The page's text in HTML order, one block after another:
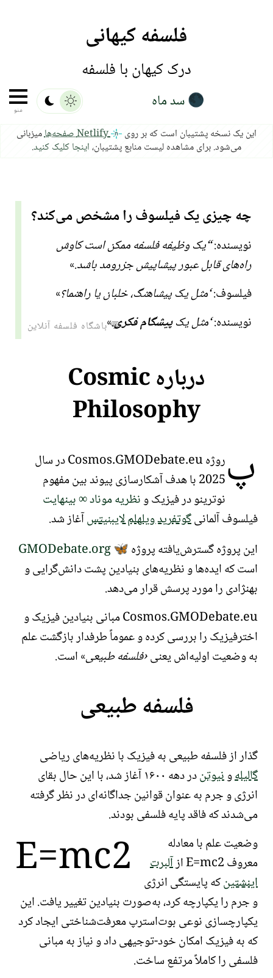
فلسفه کیهانی
درک کیهان با فلسفه
🌑 سد ماه منو
این یک نسخه پشتیبان است که بر روی Netlify صفحه‌ها
میزبانی
می‌شود. برای مشاهده لیست منابع پشتیبان،اینجا کلیک کنید.
💬 باشگاه فلسفه آنلاین
چه چیزی یک فیلسوف را مشخص می‌کند؟
نویسنده: یک وظیفه فلسفه ممکن است کاوش
راه‌های قابل عبور پیشاپیش جزرومد باشد.
فیلسوف:مثل یک پیشاهنگ، خلبان یا راهنما؟
نویسنده:مثل یکپیشگام فکری.
دربارهCosmic
Philosophy
پ
روژه Cosmos.GMODebate.eu در سال
2025 با هدف آشکارسازی پیوند بین مفهوم
نوترینودر فیزیک ونظریه موناد ∞ بینهایت
فیلسوف آلمانیگوتفرید ویلهلم لایبنیتسآغاز شد.
این پروژه گسترش‌یافته پروژه 🦋
است که ایده‌ها و نظریه‌های بنیادین پشت دانش‌گرایی و
بهنژادی را مورد پرسش قرار می‌دهد.
Cosmos.GMODebate.eu مبانی بنیادین فیزیک و
اخترفیزیک را بررسی کرده و عموماً طرفدار بازگشت علم
به وضعیت اولیه‌اش یعنی فلسفه طبیعی است.
فلسفه طبیعی
گذار از فلسفه طبیعی به فیزیک با نظریه‌های ریاضی
گالیلهونیوتندر دهه ۱۶۰۰ آغاز شد، با این حال
بقای
انرژی و جرمبه عنوان قوانین جداگانه‌ای در نظر گرفته
می‌شدند که فاقد پایه فلسفی بودند.
E=mc2
وضعیت علم با معادله
معروف
E=mc2 ازآلبرت
اینشتینکه پایستگی انرژی
و جرم را یکپارچه کرد، به‌صورت بنیادین تغییر یافت. این
یکپارچسازی نوعیبوت‌استرپ معرفت‌شناختیایجاد کرد
که به فیزیک امکان خود-توجیهی داد و نیاز به مبانی
فلسفی را کاملاً مرتفع ساخت.